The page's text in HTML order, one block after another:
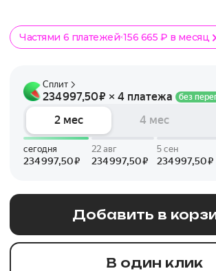
Частями 6 платежей 156 665 ₽ в месяц
Добавить в
В один клик